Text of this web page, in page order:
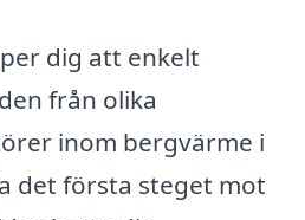
dig att enkelt
från olika
inom bergvärme i
det första steget mot